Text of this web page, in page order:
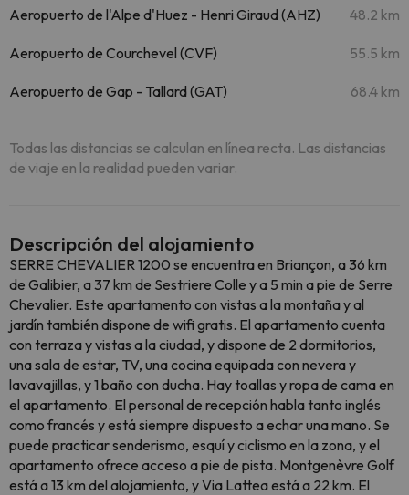
Aeropuerto de l'Alpe d'Huez - Henri Giraud (AHZ) 48.2 km
Aeropuerto de Courchevel (CVF) 55.5 km
Aeropuerto de Gap - Tallard (GAT) 68.4 km
Todas las distancias se calculan en línea recta. Las distancias
de viaje en la realidad pueden variar.
Descripción del alojamiento
SERRE CHEVALIER 1200 se encuentra en Briançon, a 36 km
de Galibier, a 37 km de Sestriere Colle y a 5 min a pie de Serre
Chevalier. Este apartamento con vistas a la montaña y al
jardín también dispone de wifi gratis. El apartamento cuenta
con terraza y vistas a la ciudad, y dispone de 2 dormitorios,
una sala de estar, TV, una cocina equipada con nevera y
lavavajillas, y 1 baño con ducha. Hay toallas y ropa de cama en
el apartamento. El personal de recepción habla tanto inglés
como francés y está siempre dispuesto a echar una mano. Se
puede practicar senderismo, esquí y ciclismo en la zona, y el
apartamento ofrece acceso a pie de pista. Montgenèvre Golf
está a 13 km del alojamiento, y Via Lattea está a 22 km. El